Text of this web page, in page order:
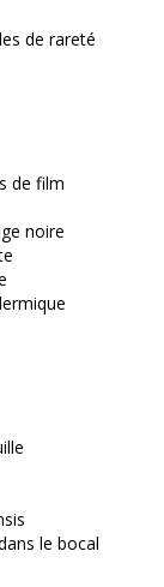
de rareté
de film
noire
le bocal